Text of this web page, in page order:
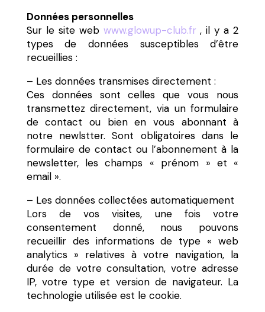
Données personnelles
Sur le site web www.glowup-club.fr , il y a 2
types de données susceptibles d’être
recueillies :
– Les données transmises directement :
Ces données sont celles que vous nous
transmettez directement, via un formulaire
de contact ou bien en vous abonnant à
notre newlstter. Sont obligatoires dans le
formulaire de contact ou l’abonnement à la
newsletter, les champs « prénom » et «
email ».
– Les données collectées automatiquement
Lors de vos visites, une fois votre
consentement donné, nous pouvons
recueillir des informations de type « web
analytics » relatives à votre navigation, la
durée de votre consultation, votre adresse
IP, votre type et version de navigateur. La
technologie utilisée est le cookie.